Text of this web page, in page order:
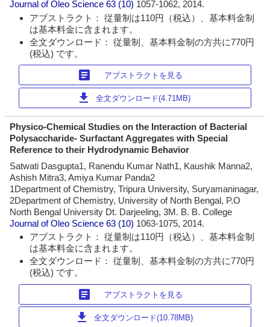
Journal of Oleo Science 63 (10) 1057-1062, 2014.
アブストラクト： 従量制は110円（税込）、基本料金制
は基本料金に含まれます。
全文ダウンロード： 従量制、基本料金制の方共に770円
(税込) です。
article アブストラクトを見る
download 全文ダウンロード(4.71MB)
Physico-Chemical Studies on the Interaction of Bacterial
Polysaccharide- Surfactant Aggregates with Special
Reference to their Hydrodynamic Behavior
Satwati Dasgupta1, Ranendu Kumar Nath1, Kaushik Manna2,
Ashish Mitra3, Amiya Kumar Panda2
1Department of Chemistry, Tripura University, Suryamaninagar,
2Department of Chemistry, University of North Bengal, P.O
North Bengal University Dt. Darjeeling, 3M. B. B. College
Journal of Oleo Science 63 (10) 1063-1075, 2014.
アブストラクト： 従量制は110円（税込）、基本料金制
は基本料金に含まれます。
全文ダウンロード： 従量制、基本料金制の方共に770円
(税込) です。
article アブストラクトを見る
download 全文ダウンロード(10.78MB)